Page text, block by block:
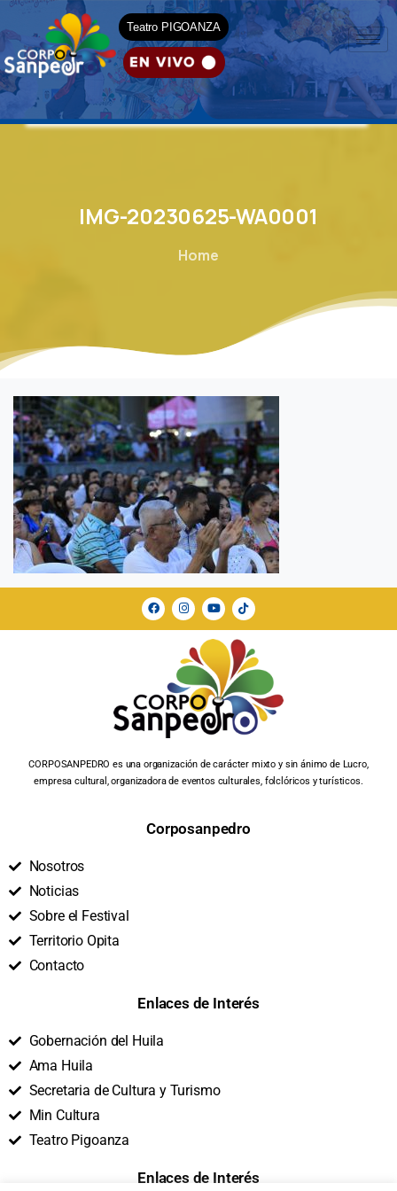
Teatro PIGOANZA
IMG-20230625-WA0001
Home
CORPOSANPEDRO es una organización de carácter mixto y sin ánimo de Lucro,
empresa cultural, organizadora de eventos culturales, folclóricos y turísticos.
Corposanpedro
Nosotros
Noticias
Sobre el Festival
Territorio Opita
Contacto
Enlaces de Interés
Gobernación del Huila
Ama Huila
Secretaria de Cultura y Turismo
Min Cultura
Teatro Pigoanza
Enlaces de Interés